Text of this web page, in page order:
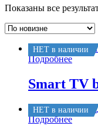
Показаны все
НЕТ в наличии
Подробнее
Smart TV
НЕТ в наличии
Подробнее